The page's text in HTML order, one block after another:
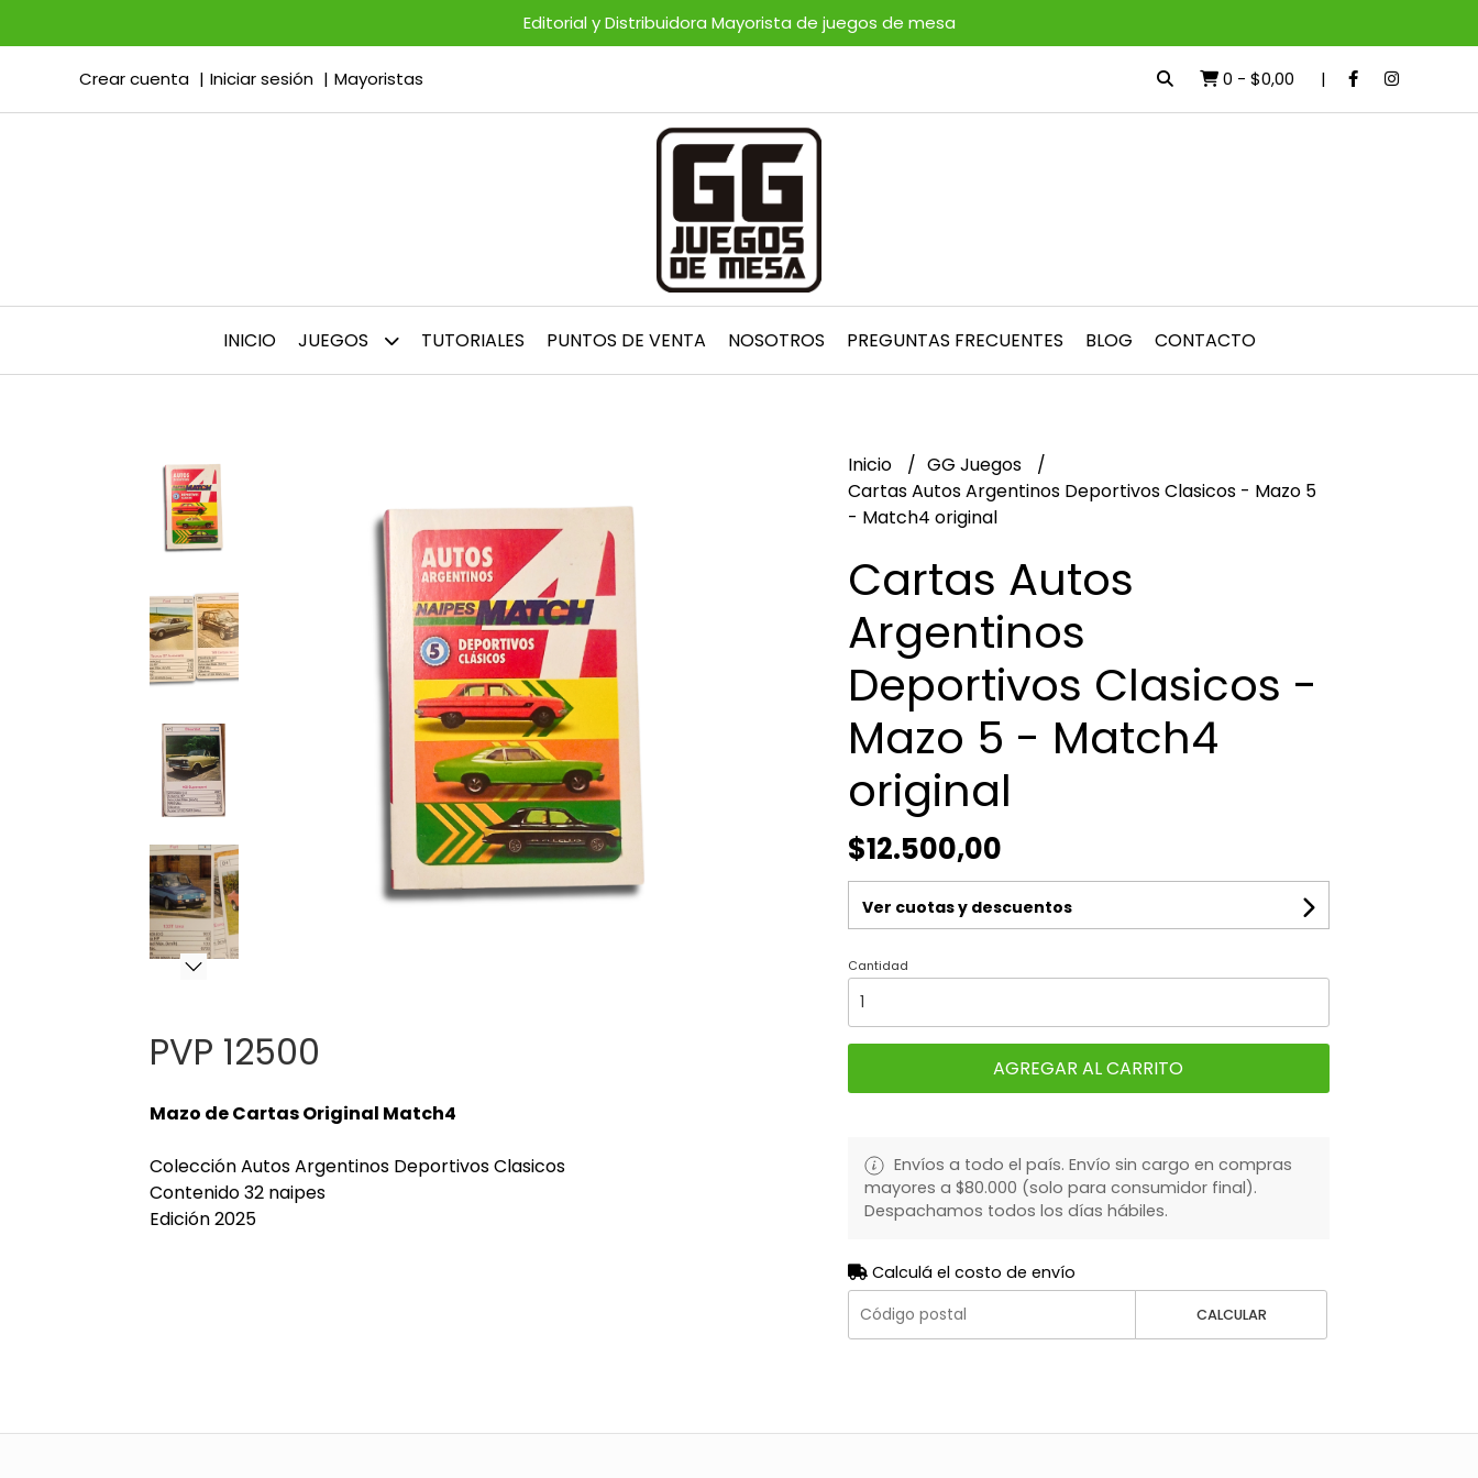
Editorial y Distribuidora Mayorista de juegos de mesa
Crear cuenta Iniciar sesión Mayoristas 0 - $0,00
INICIO JUEGOS TUTORIALES PUNTOS DE VENTA NOSOTROS PREGUNTAS FRECUENTES BLOG CONTACTO
PVP 12500
Mazo de Cartas Original Match4
Colección Autos Argentinos Deportivos Clasicos
Contenido 32 naipes
Edición 2025
Inicio
GG Juegos
Cartas Autos Argentinos Deportivos Clasicos - Mazo 5
- Match4 original
Cartas Autos
Argentinos
Deportivos Clasicos -
Mazo 5 - Match4
original
$12.500,00
Ver cuotas y descuentos
Cantidad
AGREGAR AL CARRITO
Envíos a todo el país. Envío sin cargo en compras
mayores a $80.000 (solo para consumidor final).
Despachamos todos los días hábiles.
Calculá el costo de envío
CALCULAR